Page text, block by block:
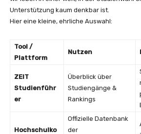
Unterstützung kaum denkbar ist.
Hier eine kleine, ehrliche Auswahl:
Tool /
Plattform
Nutzen
ZEIT
Studienführ
er
Überblick über
Studiengänge &
Rankings
Hochschulko
Offizielle Datenbank
der